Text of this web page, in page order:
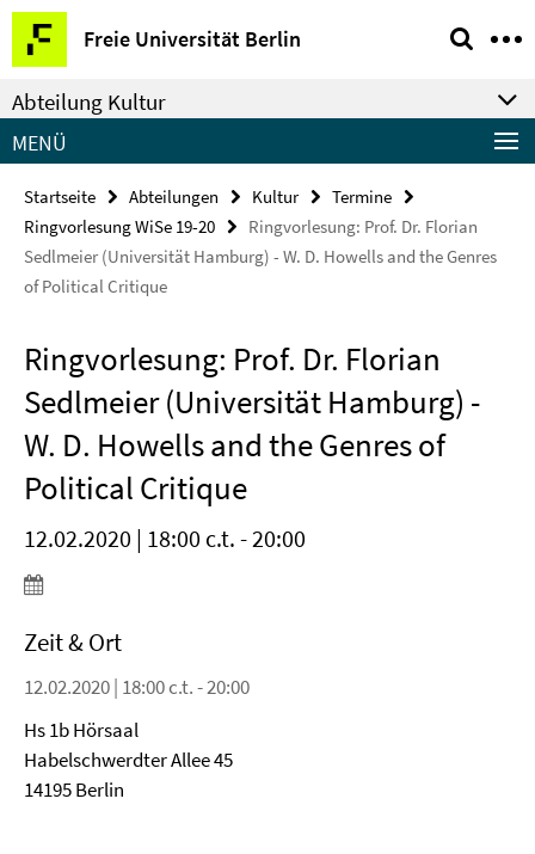
Springe
direkt
zu
Inhalt
Freie Universität Berlin
Service-
Navigation
Abteilung Kultur
MENÜ
Startseite Abteilungen Kultur
Termine
Ringvorlesung WiSe 19-20
Ringvorlesung: Prof. Dr. Florian
Sedlmeier (Universität Hamburg) - W. D. Howells and the Genres
of Political Critique
Ringvorlesung: Prof. Dr. Florian
Sedlmeier (Universität Hamburg) -
W. D. Howells and the Genres of
Political Critique
12.02.2020 | 18:00 c.t. - 20:00
Zeit & Ort
12.02.2020 | 18:00 c.t. - 20:00
Hs 1b Hörsaal
Habelschwerdter Allee 45
14195 Berlin